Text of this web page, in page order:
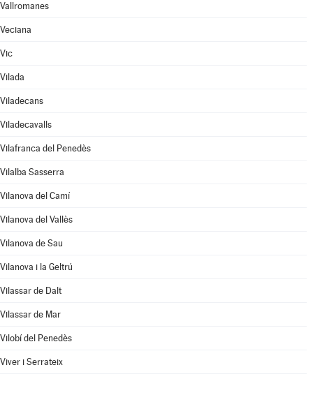
Vallromanes
Veciana
Vic
Vilada
Viladecans
Viladecavalls
Vilafranca del Penedès
Vilalba Sasserra
Vilanova del Camí
Vilanova del Vallès
Vilanova de Sau
Vilanova i la Geltrú
Vilassar de Dalt
Vilassar de Mar
Vilobí del Penedès
Viver i Serrateix